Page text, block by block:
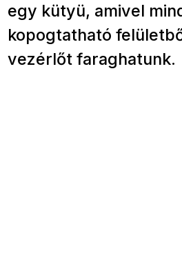
egy kütyü, amivel
kopogtatható
vezérlőt faraghatunk.